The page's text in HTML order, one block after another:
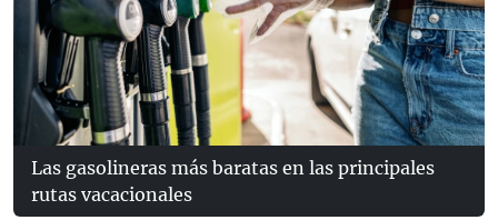
Las gasolineras más baratas en las principales
rutas vacacionales